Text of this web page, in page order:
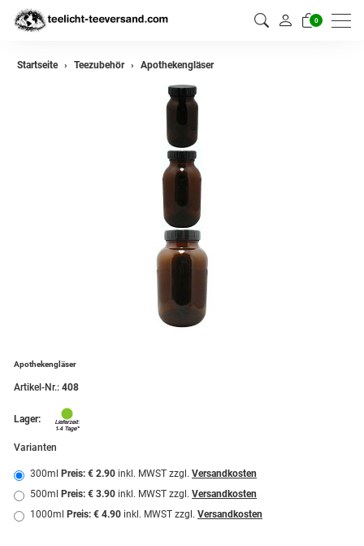
0
Startseite Teezubehör Apothekengläser
Apothekengläser
Artikel-Nr.: 408
Lager:
Varianten
300ml Preis: € 2.90 inkl. MWST zzgl. Versandkosten
500ml
Preis: € 3.90 inkl. MWST zzgl. Versandkosten
1000ml
Preis: € 4.90 inkl. MWST zzgl. Versandkosten